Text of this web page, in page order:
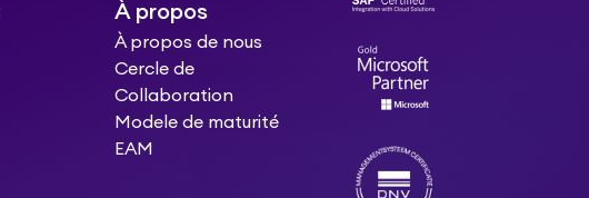
À propos
À propos de nous
Cercle de
Collaboration
Modele de maturité
EAM